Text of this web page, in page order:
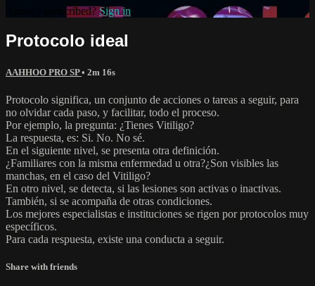
Already subscribed?Sign in
Protocolo ideal
AAHHOO PRO SP• 2m 16s
Protocolo significa, un conjunto de acciones o tareas a seguir, para
no olvidar cada paso, y facilitar, todo el proceso.
Por ejemplo, la pregunta: ¿Tienes Vitiligo?
La respuesta, es: Si. No. No sé.
En el siguiente nivel, se presenta otra definición.
¿Familiares con la misma enfermedad u otra?¿Son visibles las
manchas, en el caso del Vitiligo?
En otro nivel, se detecta, si las lesiones son activas o inactivas.
También, si se acompaña de otras condiciones.
Los mejores especialistas e instituciones se rigen por protocolos muy
específicos.
Para cada respuesta, existe una conducta a seguir.
Share with friends